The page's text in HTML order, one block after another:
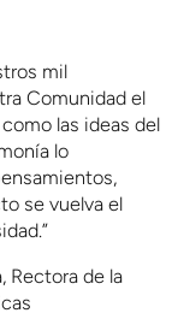
mil
Comunidad el
las ideas del
lo
se vuelva el
Rectora de la